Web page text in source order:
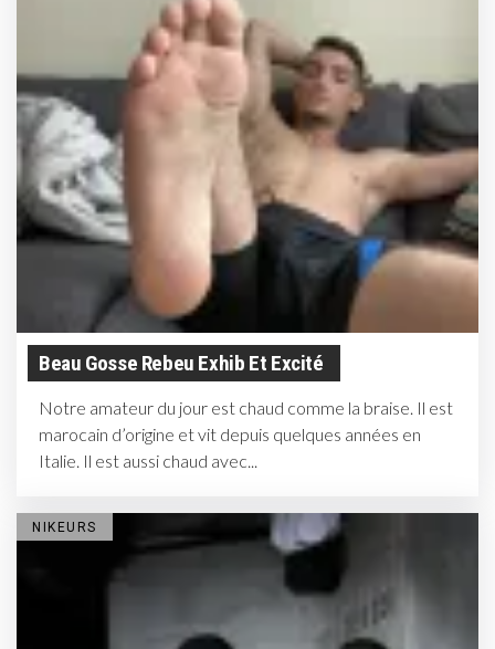
Beau Gosse Rebeu Exhib Et Excité
Notre amateur du jour est chaud comme la braise. Il est
marocain d’origine et vit depuis quelques années en
Italie. Il est aussi chaud avec...
NIKEURS